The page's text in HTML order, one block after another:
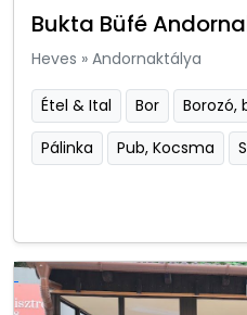
Bukta Büfé
Heves » Andornaktálya
Étel & Ital Bor Borozó,
Pálinka
Pub, Kocsma